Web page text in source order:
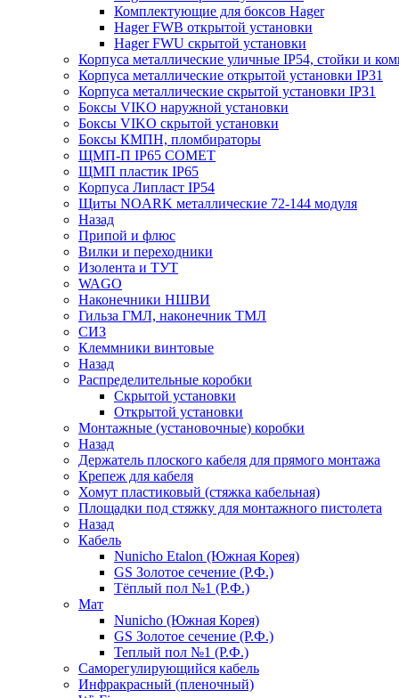
Комплектующие для боксов Hager
Hager FWB открытой установки
Hager FWU скрытой установки
Корпуса металлические уличные IP54, стойки и
Корпуса металлические открытой установки IP31
Корпуса металлические скрытой установки IP31
Боксы VIKO наружной установки
Боксы VIKO скрытой установки
Боксы КМПН, пломбираторы
ЩМП-П IP65 COMET
ЩМП пластик IP65
Корпуса Липласт IP54
Щиты NOARK металлические 72-144 модуля
Назад
Припой и флюс
Вилки и переходники
Изолента и ТУТ
WAGO
Наконечники НШВИ
Гильза ГМЛ, наконечник ТМЛ
СИЗ
Клеммники винтовые
Назад
Распределительные коробки
Скрытой установки
Открытой установки
Монтажные (установочные) коробки
Назад
Держатель плоского кабеля для прямого монтажа
Крепеж для кабеля
Хомут пластиковый (стяжка кабельная)
Площадки под стяжку для монтажного пистолета
Назад
Кабель
Nunicho Etalon (Южная Корея)
GS Золотое сечение (Р.Ф.)
Тёплый пол №1 (Р.Ф.)
Мат
Nunicho (Южная Корея)
GS Золотое сечение (Р.Ф.)
Теплый пол №1 (Р.Ф.)
Саморегулирующийся кабель
Инфракрасный (пленочный)